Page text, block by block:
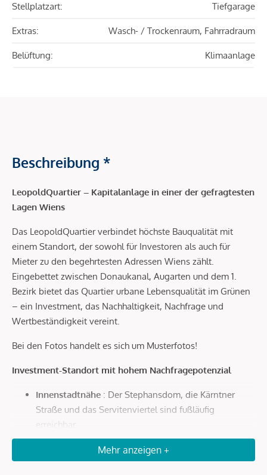
Stellplatzart: Tiefgarage
Extras: Wasch- / Trockenraum, Fahrradraum
Belüftung: Klimaanlage
Beschreibung *
LeopoldQuartier – Kapitalanlage in einer der gefragtesten
Lagen Wiens
Das LeopoldQuartier verbindet höchste Bauqualität mit
einem Standort, der sowohl für Investoren als auch für
Mieter zu den begehrtesten Adressen Wiens zählt.
Eingebettet zwischen Donaukanal, Augarten und dem 1.
Bezirk bietet das Quartier urbane Lebensqualität im Grünen
– ein Investment, das Nachhaltigkeit, Nachfrage und
Wertbeständigkeit vereint.
Bei den Fotos handelt es sich um Musterfotos!
Investment-Standort mit hohem Nachfragepotenzial
Innenstadtnähe : Der Stephansdom, die Kärntner
Straße und das Servitenviertel sind fußläufig
erreichbar.
Optimale Anbindung: In wenigen Minuten zur U4
Roßauer Lände, zum Hauptbahnhof und in nur 20
Mehr anzeigen +